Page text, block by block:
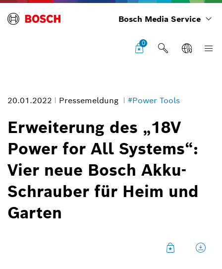
Bosch Media Service
0
20.01.2022 Pressemeldung #Power Tools
Erweiterung des „18V
Power for All Systems“:
Vier neue Bosch Akku-
Schrauber für Heim und
Garten
Neu im Einstiegssegment: Bosch EasyDrill 18V-40 und EasyImpact
18V-40 für Heim und Garten
zuverlässige Geräte für Einsteiger und Heimwerker,